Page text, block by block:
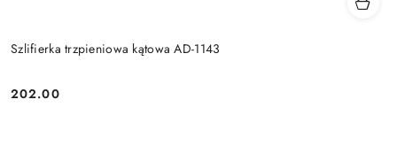
Szlifierka trzpieniowa kątowa AD-1143
Cena:
202.00